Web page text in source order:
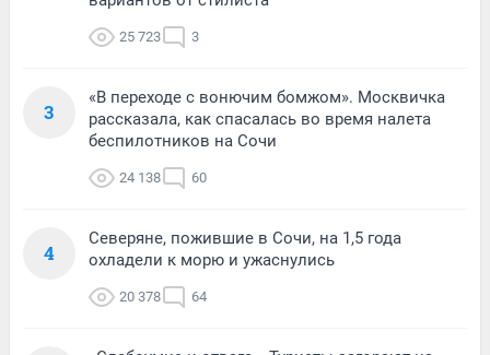
25 723 3
3
«В переходе с вонючим бомжом». Москвичка
рассказала, как спасалась во время налета
беспилотников на Сочи
24 138 60
4
Северяне, пожившие в Сочи, на 1,5 года
охладели к морю и ужаснулись
20 378 64